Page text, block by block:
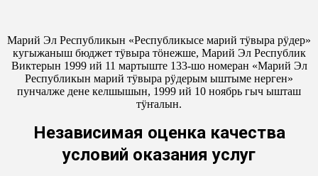
Марий Эл Республикын «Республикысе марий тӱвыра рӱдер»
кугыжаныш бюджет тӱвыра тӧнежше, Марий Эл Республик
Виктерын 1999 ий 11 мартыште 133-шо номеран «Марий Эл
Республикын марий тӱвыра рӱдерым ыштыме нерген»
пунчалже дене келшышын, 1999 ий 10 ноябрь гыч ышташ
тӱҥалын.
Независимая оценка качества
условий оказания услуг